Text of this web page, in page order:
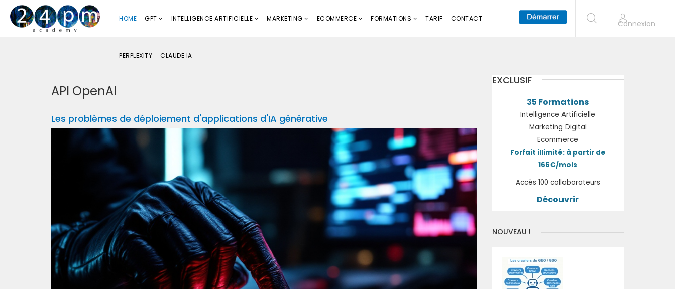
HOME GPT INTELLIGENCE ARTIFICIELLE MARKETING ECOMMERCE FORMATIONS TARIF CONTACT
PERPLEXITY CLAUDE IA
Connexion
API OpenAI
Les problèmes de déploiement d'applications d'IA générative
EXCLUSIF
35 Formations
Intelligence Artificielle
Marketing Digital
Ecommerce
Forfait illimité: à partir de
166€/mois
Accès 100 collaborateurs
Découvrir
NOUVEAU !